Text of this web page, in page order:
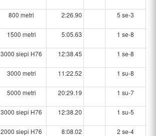
800 metri 2:26.90 5 se-3
1500 metri 5:05.63 1 se-8
3000 siepi H76 12:38.45 1 se-8
3000 metri 11:22.52 1 su-8
5000 metri 20:29.19 1 su-7
3000 siepi H76 12:38.20 1 su-5
2000 siepi H76 8:08.02 2 se-4